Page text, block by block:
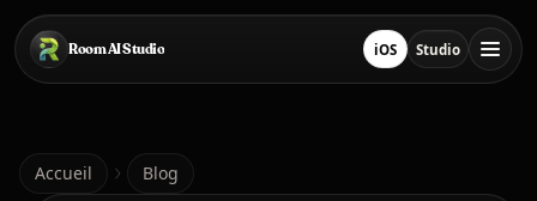
Passer au contenu principal
Room AI Studio
Accueil iOSTélécharger sur App
StudioOuvrir le
Accueil
Blog